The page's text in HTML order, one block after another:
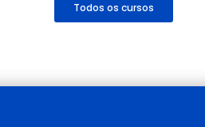
Todos os cursos